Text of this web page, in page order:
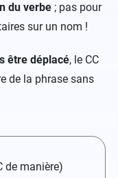
du verbe ; pas pour
sur un nom !
être déplacé, le CC
de la phrase sans
de manière)